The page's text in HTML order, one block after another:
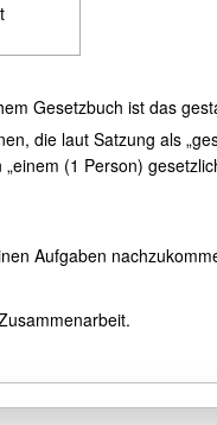
Gesetzbuch ist das
die laut Satzung als
(1 Person)
Aufgaben